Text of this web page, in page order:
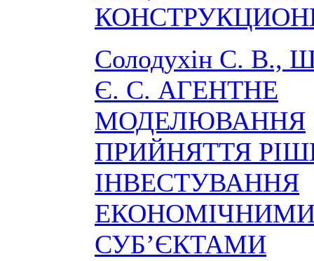
Солодухін С. В.,
Є. С. АГЕНТНЕ
МОДЕЛЮВАННЯ
ПРИЙНЯТТЯ
ІНВЕСТУВАННЯ
СУБ’ЄКТАМИ